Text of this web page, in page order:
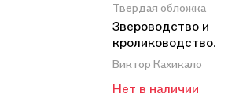
Твердая обложка
Звероводство и
кролиководство.
Практическое
Учебное пособие
Виктор Кахикало
Нет в наличии